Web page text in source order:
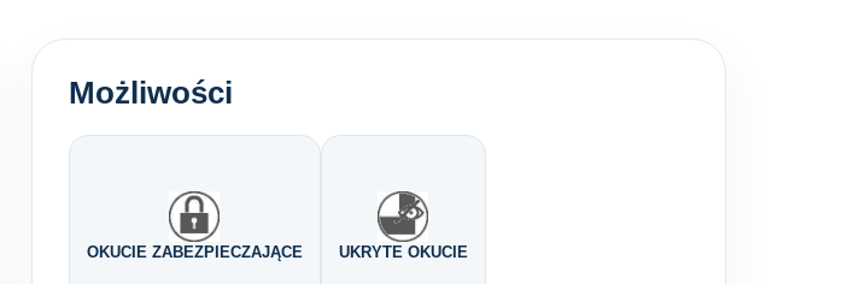
Możliwości
OKUCIE ZABEZPIECZAJĄCE UKRYTE OKUCIE